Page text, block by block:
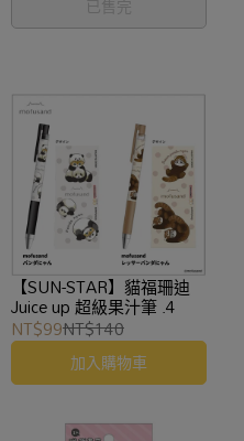
【SUN-STAR】貓福珊迪
Juice up 超級果汁筆 .4
NT$99NT$140
加入購物車